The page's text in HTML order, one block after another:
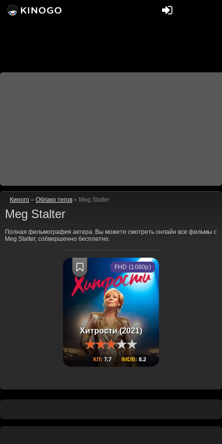
Киного » Облако тегов » Meg Stalter
Meg Stalter
Полная фильмография актера. Вы можете смотреть онлайн все фильмы с
Meg Stalter, собвершенно бесплатно.
Хитрости (2021)
КП: 7.7 IMDB: 8.2
FHD (1080p)